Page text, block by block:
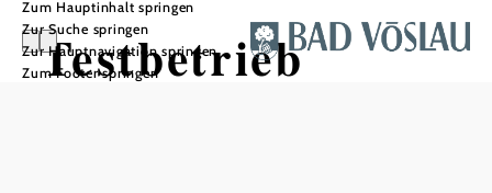
Zum Hauptinhalt springen
Zur Suche springen
Zur Hauptnavigation springen
Zum Footer springen
Testbetrieb